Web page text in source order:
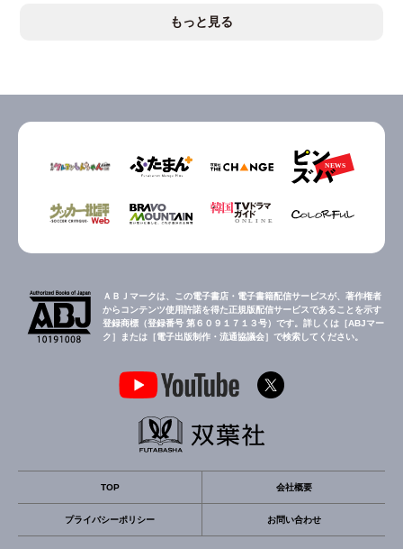
もっと見る
ＡＢＪマークは、この電子書店・電子書籍配信サービスが、著作権者
からコンテンツ使用許諾を得た正規版配信サービスであることを示す
登録商標（登録番号 第６０９１７１３号）です。詳しくは［ABJマー
ク］または［電子出版制作・流通協議会］で検索してください。
TOP 会社概要
プライバシーポリシー お問い合わせ